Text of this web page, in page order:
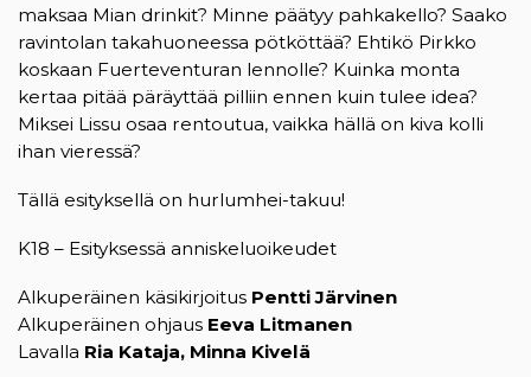
maksaa Mian drinkit? Minne päätyy pahkakello? Saako
ravintolan takahuoneessa pötköttää? Ehtikö Pirkko
koskaan Fuerteventuran lennolle? Kuinka monta
kertaa pitää päräyttää pilliin ennen kuin tulee idea?
Miksei Lissu osaa rentoutua, vaikka hällä on kiva kolli
ihan vieressä?
Tällä esityksellä on hurlumhei-takuu!
K18 – Esityksessä anniskeluoikeudet
Alkuperäinen käsikirjoitus Pentti Järvinen
Alkuperäinen ohjaus Eeva Litmanen
Lavalla Ria Kataja, Minna Kivelä